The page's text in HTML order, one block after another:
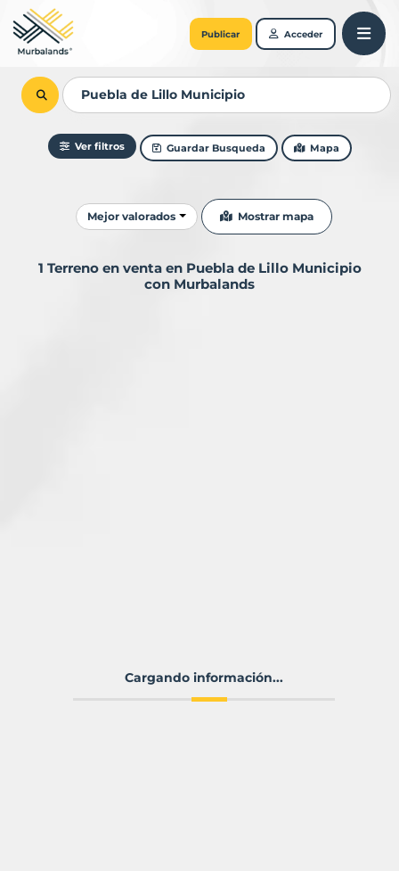
Publicar Acceder
Ver filtros Guardar Busqueda Mapa
Ordenar resultados
Mejor valorados Mostrar mapa
1 Terreno en venta en Puebla de Lillo Municipio
con Murbalands
Cargando información...